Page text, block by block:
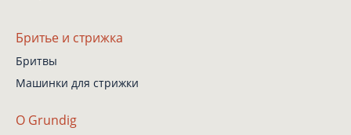
Бритье и стрижка
Бритвы
Машинки для стрижки
О Grundig